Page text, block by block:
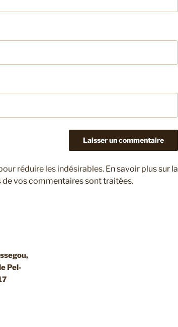
réduire les indésirables. En savoir plus sur la
de vos commentaires sont traitées.
Pel-